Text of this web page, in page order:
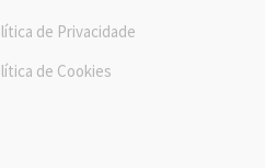
de Privacidade
de Cookies